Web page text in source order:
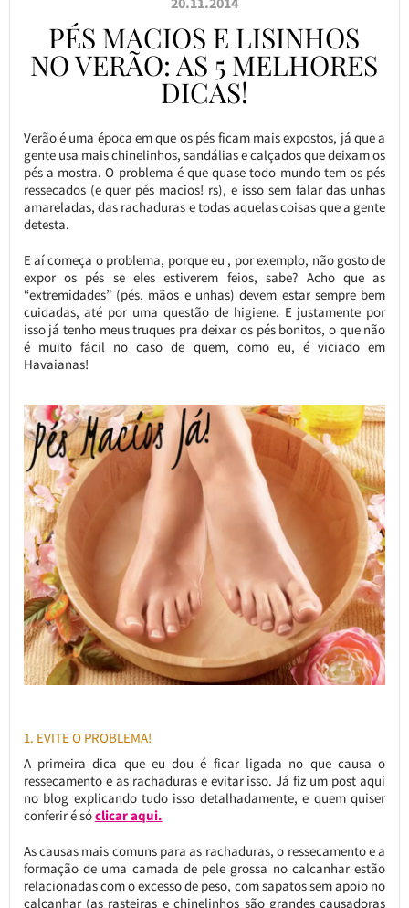
PÉS MACIOS E LISINHOS
NO VERÃO: AS 5 MELHORES
DICAS!
Verão é uma época em que os pés ficam mais expostos, já que a
gente usa mais chinelinhos, sandálias e calçados que deixam os
pés a mostra. O problema é que quase todo mundo tem os pés
ressecados (e quer pés macios! rs), e isso sem falar das unhas
amareladas, das rachaduras e todas aquelas coisas que a gente
detesta.
E aí começa o problema, porque eu , por exemplo, não gosto de
expor os pés se eles estiverem feios, sabe? Acho que as
“extremidades” (pés, mãos e unhas) devem estar sempre bem
cuidadas, até por uma questão de higiene. E justamente por
isso já tenho meus truques pra deixar os pés bonitos, o que não
é muito fácil no caso de quem, como eu, é viciado em
Havaianas!
1. EVITE O PROBLEMA!
A primeira dica que eu dou é ficar ligada no que causa o
ressecamento e as rachaduras e evitar isso. Já fiz um post aqui
no blog explicando tudo isso detalhadamente, e quem quiser
conferir é sóclicar aqui.
As causas mais comuns para as rachaduras, o ressecamento e a
formação de uma camada de pele grossa no calcanhar estão
relacionadas com o excesso de peso, com sapatos sem apoio no
calcanhar (as rasteiras e chinelinhos são grandes causadoras